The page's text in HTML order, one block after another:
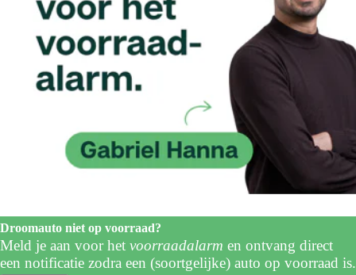
Droomauto niet op voorraad?
Meld je aan voor het voorraadalarm en ontvang direct
een notificatie zodra een (soortgelijke) auto op voorraad is.